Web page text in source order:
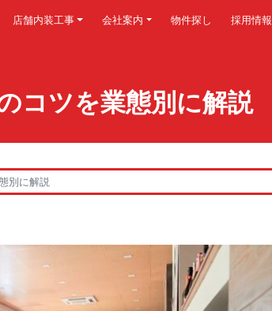
店舗内装工事 会社案内 物件探し 採用情報
コツを業態別に解説
別に解説